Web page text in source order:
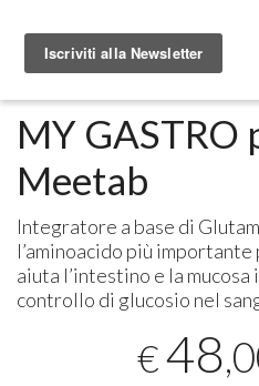
MY GASTRO
Meetab
Integratore a base di
l’aminoacido più
aiuta l’intestino e la
controllo di glucosio nel
€48